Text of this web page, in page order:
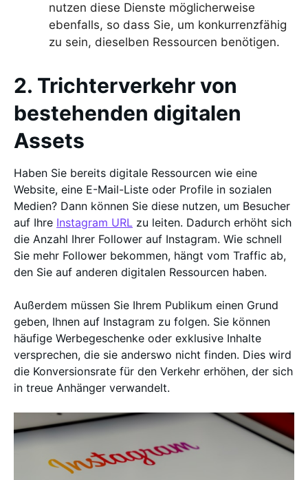
nutzen diese Dienste möglicherweise
ebenfalls, so dass Sie, um konkurrenzfähig
zu sein, dieselben Ressourcen benötigen.
2. Trichterverkehr von
bestehenden digitalen
Assets
Haben Sie bereits digitale Ressourcen wie eine
Website, eine E-Mail-Liste oder Profile in sozialen
Medien? Dann können Sie diese nutzen, um Besucher
auf Ihre Instagram URL zu leiten. Dadurch erhöht sich
die Anzahl Ihrer Follower auf Instagram. Wie schnell
Sie mehr Follower bekommen, hängt vom Traffic ab,
den Sie auf anderen digitalen Ressourcen haben.
Außerdem müssen Sie Ihrem Publikum einen Grund
geben, Ihnen auf Instagram zu folgen. Sie können
häufige Werbegeschenke oder exklusive Inhalte
versprechen, die sie anderswo nicht finden. Dies wird
die Konversionsrate für den Verkehr erhöhen, der sich
in treue Anhänger verwandelt.